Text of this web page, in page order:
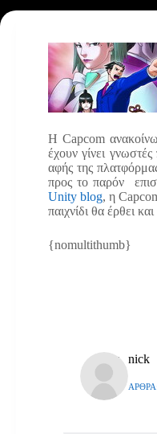
Η Capcom
έχουν γίνει
αφής της
προς το παρόν
Unity blog, η
παιχνίδι θα έρθει
{nomultithumb}
nick